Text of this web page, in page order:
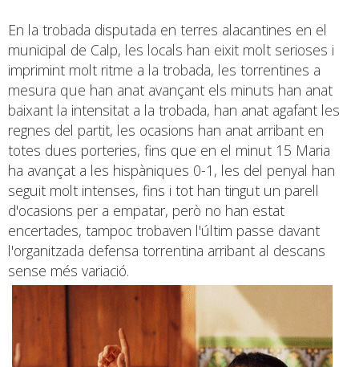
En la trobada disputada en terres alacantines en el
municipal de Calp, les locals han eixit molt serioses i
imprimint molt ritme a la trobada, les torrentines a
mesura que han anat avançant els minuts han anat
baixant la intensitat a la trobada, han anat agafant les
regnes del partit, les ocasions han anat arribant en
totes dues porteries, fins que en el minut 15 Maria
ha avançat a les hispàniques 0-1, les del penyal han
seguit molt intenses, fins i tot han tingut un parell
d'ocasions per a empatar, però no han estat
encertades, tampoc trobaven l'últim passe davant
l'organitzada defensa torrentina arribant al descans
sense més variació.